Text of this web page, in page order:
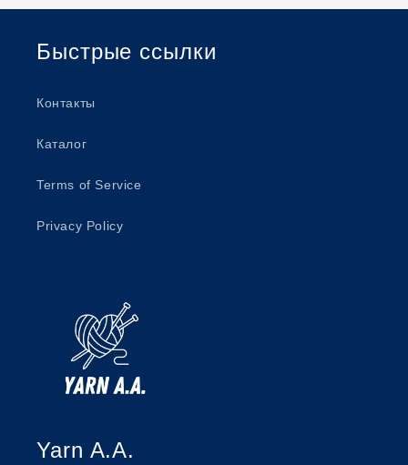
Быстрые ссылки
Контакты
Каталог
Terms of Service
Privacy Policy
Yarn A.A.